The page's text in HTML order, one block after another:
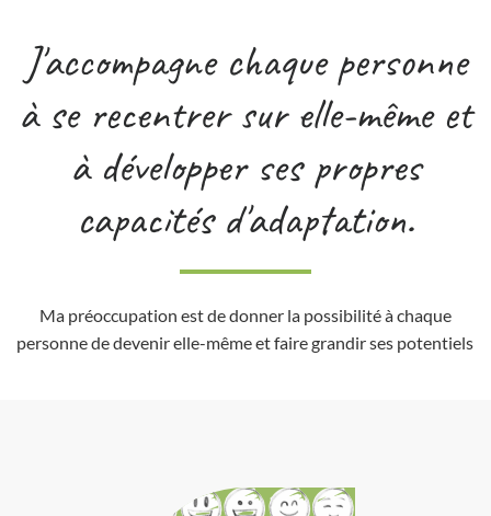
J'accompagne chaque personne
à se recentrer sur elle-même et
à développer ses propres
capacités d'adaptation.
Ma préoccupation est de donner la possibilité à chaque
personne de devenir elle-même et faire grandir ses potentiels